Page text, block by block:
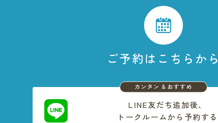
ご予約はこちらから
カンタン & おすすめ
LINE友だち追加後、
トークルームから予約する